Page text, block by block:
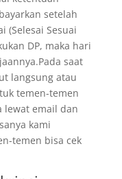
setelah
(Selesai Sesuai
DP, maka hari
saat
langsung atau
temen-temen
lewat email dan
kami
temen bisa cek